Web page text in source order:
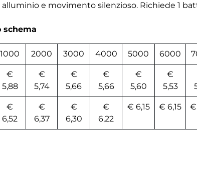
e movimento silenzioso. Richiede 1
schema
1000 2000 3000 4000 5000 6000
€
5,88
€
5,74
€
5,66
€
5,66
€
5,60
€
5,53
€
6,52
€
6,37
€
6,30
€
6,22
€ 6,15 € 6,15 €